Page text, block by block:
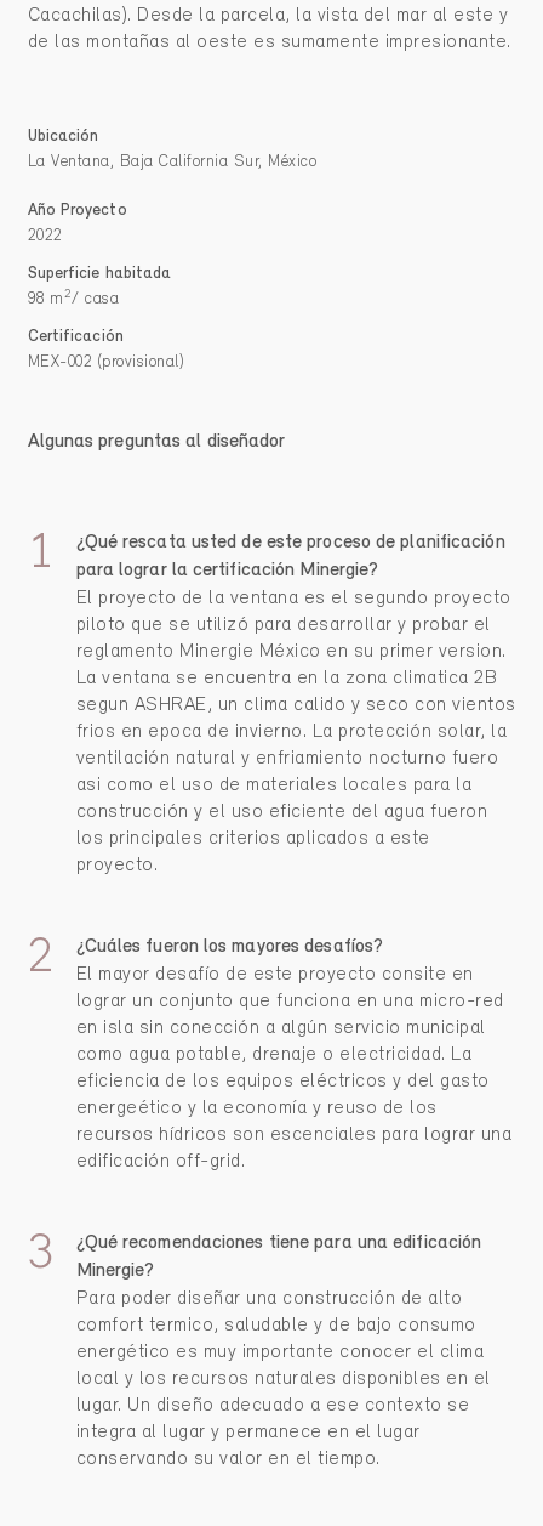
Cacachilas). Desde la parcela, la vista del mar al este y
de las montañas al oeste es sumamente impresionante.
Ubicación
La Ventana, Baja California Sur, México
Año Proyecto
2022
Superficie habitada
98 m2/ casa
Certificación
MEX-002 (provisional)
Algunas preguntas al diseñador
¿Qué rescata usted de este proceso de planificación
para lograr la certificación Minergie?
El proyecto de la ventana es el segundo proyecto
piloto que se utilizó para desarrollar y probar el
reglamento Minergie México en su primer version.
La ventana se encuentra en la zona climatica 2B
segun ASHRAE, un clima calido y seco con vientos
frios en epoca de invierno. La protección solar, la
ventilación natural y enfriamiento nocturno fuero
asi como el uso de materiales locales para la
construcción y el uso eficiente del agua fueron
los principales criterios aplicados a este
proyecto.
¿Cuáles fueron los mayores desafíos?
El mayor desafío de este proyecto consite en
lograr un conjunto que funciona en una micro-red
en isla sin conección a algún servicio municipal
como agua potable, drenaje o electricidad. La
eficiencia de los equipos eléctricos y del gasto
energeético y la economía y reuso de los
recursos hídricos son escenciales para lograr una
edificación off-grid.
¿Qué recomendaciones tiene para una edificación
Minergie?
Para poder diseñar una construcción de alto
comfort termico, saludable y de bajo consumo
energético es muy importante conocer el clima
local y los recursos naturales disponibles en el
lugar. Un diseño adecuado a ese contexto se
integra al lugar y permanece en el lugar
conservando su valor en el tiempo.